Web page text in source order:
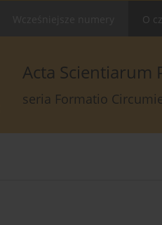
O
Acta Scientiarum
seria Formatio